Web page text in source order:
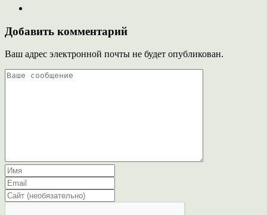
Добавить комментарий
Ваш адрес электронной почты не будет опубликован.